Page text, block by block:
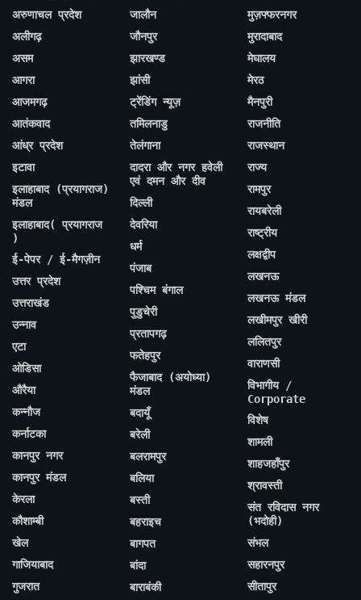
अरुणाचल प्रदेश
अलीगढ़
असम
आगरा
आजमगढ़
आतंकवाद
आंध्र प्रदेश
इटावा
इलाहाबाद (प्रयागराज)
मंडल
इलाहाबाद( प्रयागराज
)
ई-पेपर / ई-मैगज़ीन
उत्तर प्रदेश
उत्तराखंड
उन्नाव
एटा
ओडिसा
औरैया
कन्नौज
कर्नाटका
कानपुर नगर
कानपुर मंडल
केरला
कौशाम्बी
खेल
गाजियाबाद
गुजरात
जालौन
जौनपुर
झारखण्ड
झांसी
ट्रेंडिंग न्यूज़
तमिलनाडु
तेलंगाना
दादरा और नगर हवेली
एवं दमन और दीव
दिल्ली
देवरिया
धर्म
पंजाब
पश्चिम बंगाल
पुडुचेरी
प्रतापगढ़
फतेहपुर
फैजाबाद (अयोध्या)
मंडल
बदायूँ
बरेली
बलरामपुर
बलिया
बस्ती
बहराइच
बागपत
बांदा
बाराबंकी
मुज़फ्फरनगर
मुरादाबाद
मेघालय
मेरठ
मैनपुरी
राजनीति
राजस्थान
राज्य
रामपुर
रायबरेली
राष्ट्रीय
लक्षद्वीप
लखनऊ
लखनऊ मंडल
लखीमपुर खीरी
ललितपुर
वाराणसी
विभागीय /
Corporate
विशेष
शामली
शाहजहाँपुर
श्रावस्ती
संत रविदास नगर
(भदोही)
संभल
सहारनपुर
सीतापुर